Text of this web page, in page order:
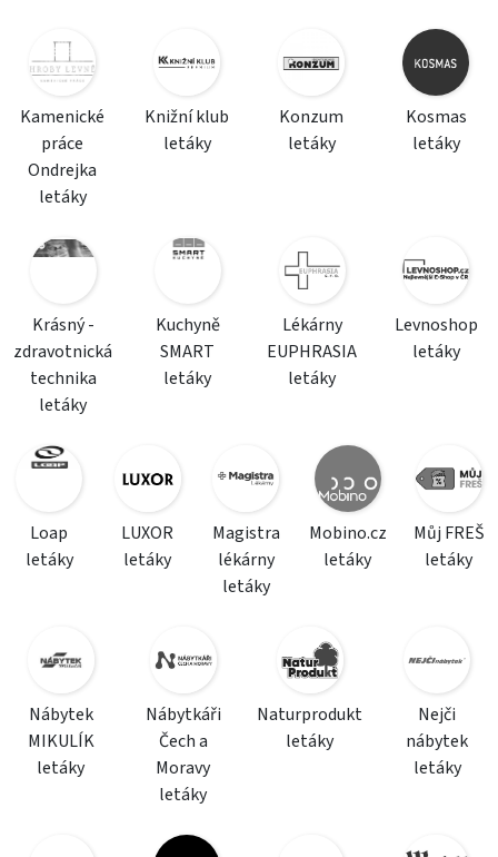
Kamenické
práce
Ondrejka
letáky
Knižní klub
letáky
Konzum
letáky
Kosmas
letáky
Krásný -
zdravotnická
technika
letáky
Kuchyně
SMART
letáky
Lékárny
EUPHRASIA
letáky
Levnoshop
letáky
Loap
letáky
LUXOR
letáky
Magistra
lékárny
letáky
Mobino.cz
letáky
Můj FREŠ
letáky
Nábytek
MIKULÍK
letáky
Nábytkáři
Čech a
Moravy
letáky
Naturprodukt
letáky
Nejči
nábytek
letáky